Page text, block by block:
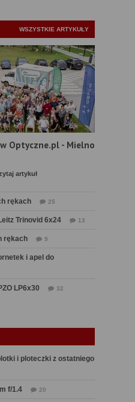
WSZYSTKIE ARTYKUŁY
Optyczne.pl - Mielno
artykuł
rękach 25
Trinovid 6x24 13
rękach 9
i apel do
LP6x30 32
i ploteczki z ostatniego
f/1.4 20